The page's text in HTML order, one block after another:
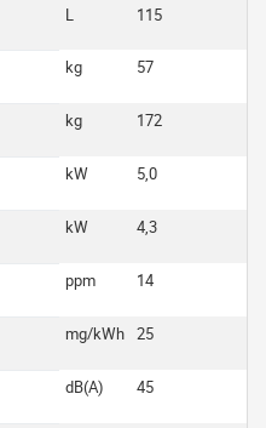
L 115
kg 57
kg 172
kW 5,0
kW 4,3
ppm 14
mg/kWh 25
dB(A) 45